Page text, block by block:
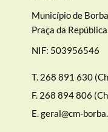
Município de Borba
Praça da
NIF: 503956546
T. 268 891 630
F. 268 894 806
E.geral@cm-